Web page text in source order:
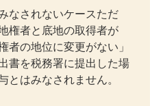
なされないケースただ
権者と底地の取得者が
者の地位に変更がない」
書を税務署に提出した場
とはみなされません。